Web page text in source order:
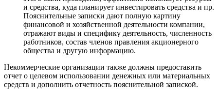
и средства, куда планирует инвестировать средства и пр.
Пояснительные записки дают полную картину
финансовой и хозяйственной деятельности компании,
отражают виды и специфику деятельность, численность
работников, состав членов правления акционерного
общества и другую информацию.
Некоммерческие организации также должны предоставить
отчет о целевом использовании денежных или материальных
средств и дополнить отчетность пояснительной запиской.